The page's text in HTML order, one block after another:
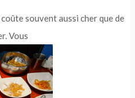
souvent aussi cher que de
Vous